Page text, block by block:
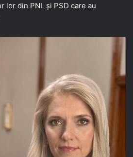
lor din PNL și PSD care au